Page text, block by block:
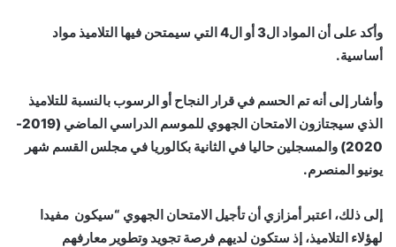
وأكد على أن المواد ال3 أو ال4 التي سيمتحن فيها التلاميذ مواد
أساسية.
وأشار إلى أنه تم الحسم في قرار النجاح أو الرسوب بالنسبة للتلاميذ
الذي سيجتازون الامتحان الجهوي للموسم الدراسي الماضي (2019-
2020) والمسجلين حاليا في الثانية بكالوريا في مجلس القسم شهر
يونيو المنصرم.
إلى ذلك، اعتبر أمزازي أن تأجيل الامتحان الجهوي “سيكون مفيدا
لهؤلاء التلاميذ، إذ ستكون لديهم فرصة تجويد وتطوير معارفهم